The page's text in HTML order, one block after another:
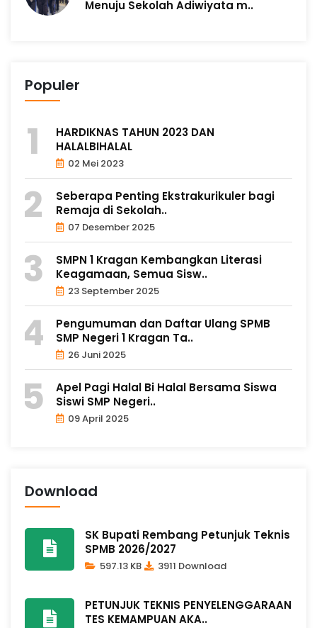
Menuju Sekolah Adiwiyata m..
Populer
HARDIKNAS TAHUN 2023 DAN
HALALBIHALAL
02 Mei 2023
Seberapa Penting Ekstrakurikuler bagi
Remaja di Sekolah..
07 Desember 2025
SMPN 1 Kragan Kembangkan Literasi
Keagamaan, Semua Sisw..
23 September 2025
Pengumuman dan Daftar Ulang SPMB
SMP Negeri 1 Kragan Ta..
26 Juni 2025
Apel Pagi Halal Bi Halal Bersama Siswa
Siswi SMP Negeri..
09 April 2025
Download
SK Bupati Rembang Petunjuk Teknis
SPMB 2026/2027
597.13 KB 3911 Download
PETUNJUK TEKNIS PENYELENGGARAAN
TES KEMAMPUAN AKA..